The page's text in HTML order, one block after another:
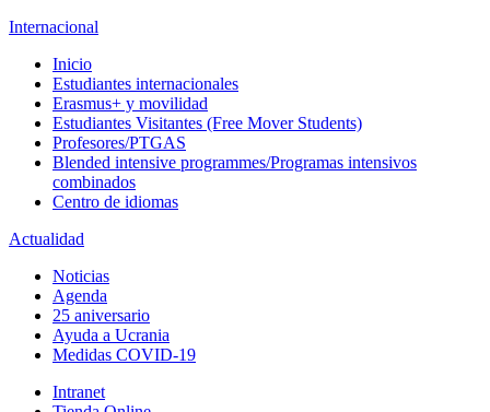
Internacional
Inicio
Estudiantes internacionales
Erasmus+ y movilidad
Estudiantes Visitantes (Free Mover Students)
Profesores/PTGAS
Blended intensive programmes/Programas intensivos
combinados
Centro de idiomas
Actualidad
Noticias
Agenda
25 aniversario
Ayuda a Ucrania
Medidas COVID-19
Intranet